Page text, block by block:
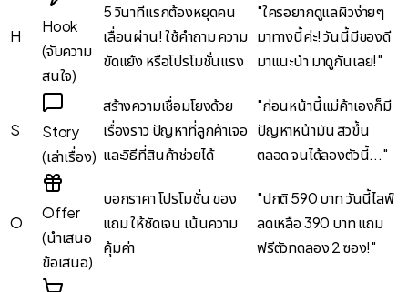
H
Hook
(จับความ
สนใจ)
5 วินาทีแรกต้องหยุดคน
เลื่อนผ่าน! ใช้คำถาม ความ
ขัดแย้ง หรือโปรโมชั่นแรง
"ใครอยากดูแลผิวง่ายๆ
มาทางนี้ค่ะ! วันนี้มีของดี
มาแนะนำ มาดูกันเลย!"
S
Story
(เล่าเรื่อง)
สร้างความเชื่อมโยงด้วย
เรื่องราว ปัญหาที่ลูกค้าเจอ
และวิธีที่สินค้าช่วยได้
"ก่อนหน้านี้แม่ค้าเองก็มี
ปัญหาหน้ามัน สิวขึ้น
ตลอด จนได้ลองตัวนี้..."
O
Offer
(นำเสนอ
ข้อเสนอ)
บอกราคา โปรโมชั่น ของ
แถม ให้ชัดเจน เน้นความ
คุ้มค่า
"ปกติ 590 บาท วันนี้ไลฟ์
ลดเหลือ 390 บาท แถม
ฟรีตัวทดลอง 2 ซอง!"